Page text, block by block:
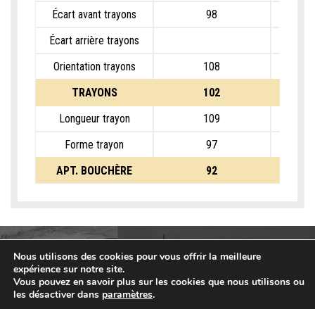
Écart avant trayons
98
Écart arrière trayons
Orientation trayons
108
TRAYONS
102
Longueur trayon
109
Forme trayon
97
APT. BOUCHÈRE
92
Nous utilisons des cookies pour vous offrir la meilleure
expérience sur notre site.
Vous pouvez en savoir plus sur les cookies que nous utilisons ou
les désactiver dans paramètres.